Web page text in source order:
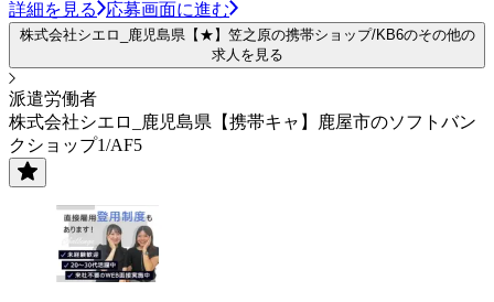
詳細を見る 応募画面に進む
株式会社シエロ_鹿児島県【★】笠之原の携帯ショップ/KB6のその他の
求人を見る
派遣労働者
株式会社シエロ_鹿児島県【携帯キャ】鹿屋市のソフトバン
クショップ1/AF5